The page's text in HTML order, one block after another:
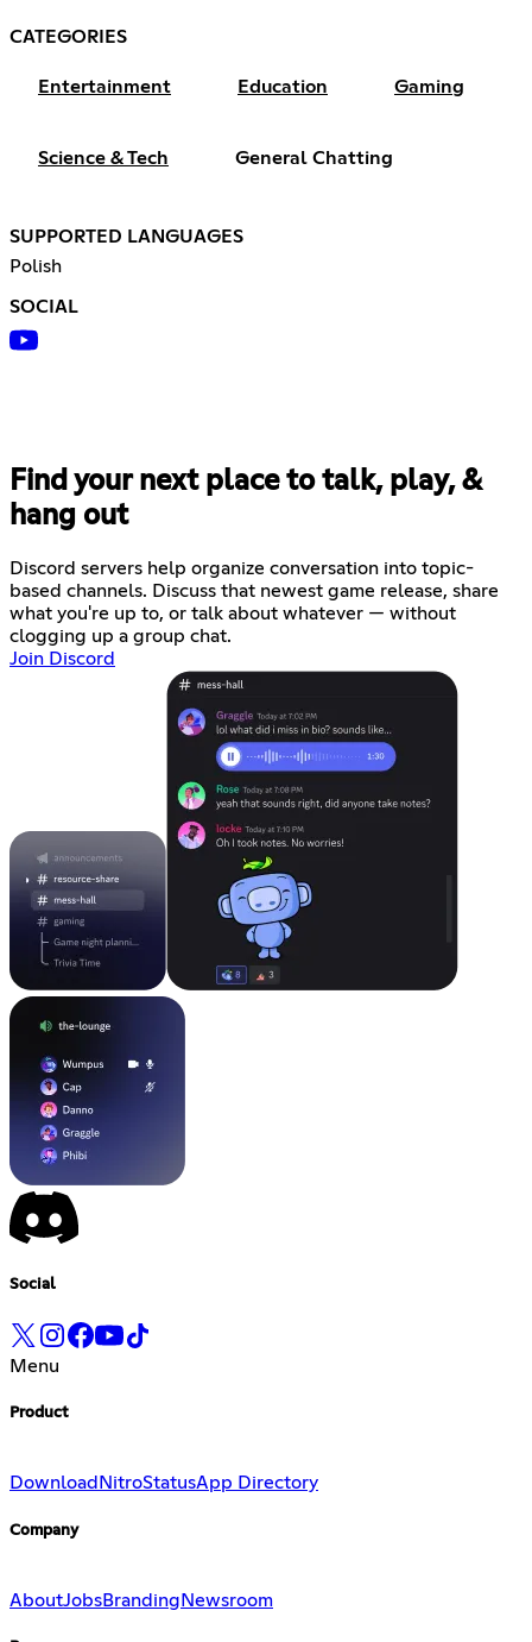
CATEGORIES
Entertainment Education Gaming
Science & Tech General Chatting
SUPPORTED LANGUAGES
Polish
SOCIAL
Find your next place to talk, play, &
hang out
Discord servers help organize conversation into topic-
based channels. Discuss that newest game release, share
what you're up to, or talk about whatever — without
clogging up a group chat.
Join Discord
Social
Menu
Product
Download NitroStatusApp Directory
Company
AboutJobsBranding Newsroom